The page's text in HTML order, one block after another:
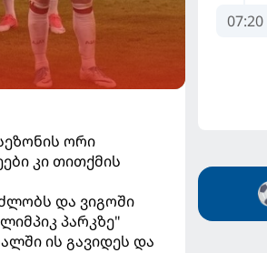
ორი
კი თითქმის
და ვიგოში
პარკზე"
ის გავიდეს და
07:20